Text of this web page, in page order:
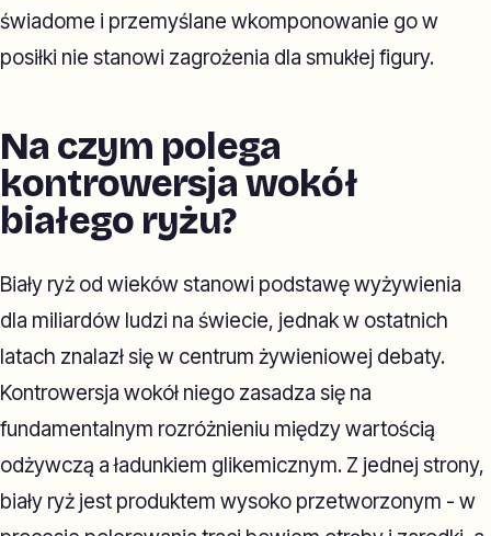
świadome i przemyślane wkomponowanie go w
posiłki nie stanowi zagrożenia dla smukłej figury.
Na czym polega
kontrowersja wokół
białego ryżu?
Biały ryż od wieków stanowi podstawę wyżywienia
dla miliardów ludzi na świecie, jednak w ostatnich
latach znalazł się w centrum żywieniowej debaty.
Kontrowersja wokół niego zasadza się na
fundamentalnym rozróżnieniu między wartością
odżywczą a ładunkiem glikemicznym. Z jednej strony,
biały ryż jest produktem wysoko przetworzonym - w